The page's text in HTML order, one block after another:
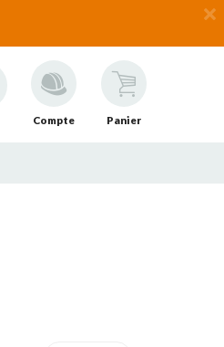
Compte Panier